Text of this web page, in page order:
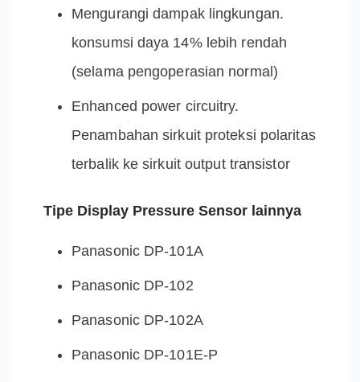
Mengurangi dampak lingkungan.
konsumsi daya 14% lebih rendah
(selama pengoperasian normal)
Enhanced power circuitry.
Penambahan sirkuit proteksi polaritas
terbalik ke sirkuit output transistor
Tipe Display Pressure Sensor lainnya
Panasonic DP-101A
Panasonic DP-102
Panasonic DP-102A
Panasonic DP-101E-P